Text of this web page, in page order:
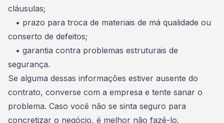
cláusulas;
• prazo para troca de materiais de má qualidade ou
conserto de defeitos;
• garantia contra problemas estruturais de
segurança.
Se alguma dessas informações estiver ausente do
contrato, converse com a empresa e tente sanar o
problema. Caso você não se sinta seguro para
concretizar o negócio, é melhor não fazê-lo.